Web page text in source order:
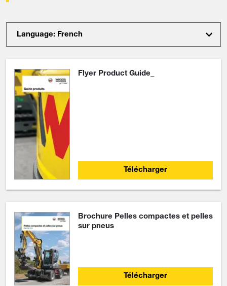
Language: French
Flyer Product Guide_
Télécharger
Brochure Pelles compactes et pelles
sur pneus
Télécharger